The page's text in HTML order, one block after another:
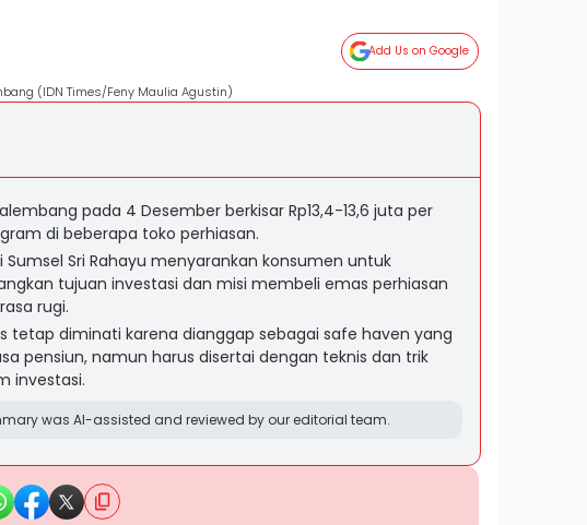
Add Us on Google
(IDN Times/Feny Maulia Agustin)
pada 4 Desember berkisar Rp13,4-13,6 juta per
di beberapa toko perhiasan.
Sumsel Sri Rahayu menyarankan konsumen untuk
tujuan investasi dan misi membeli emas perhiasan
rugi.
tetap diminati karena dianggap sebagai safe haven yang
pensiun, namun harus disertai dengan teknis dan trik
investasi.
was AI-assisted and reviewed by our editorial team.